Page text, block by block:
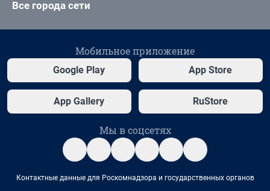
Все города сети
Мобильное приложение
Google Play App Store
App Gallery RuStore
Мы в соцсетях
Контактные данные для Роскомнадзора и государственных органов